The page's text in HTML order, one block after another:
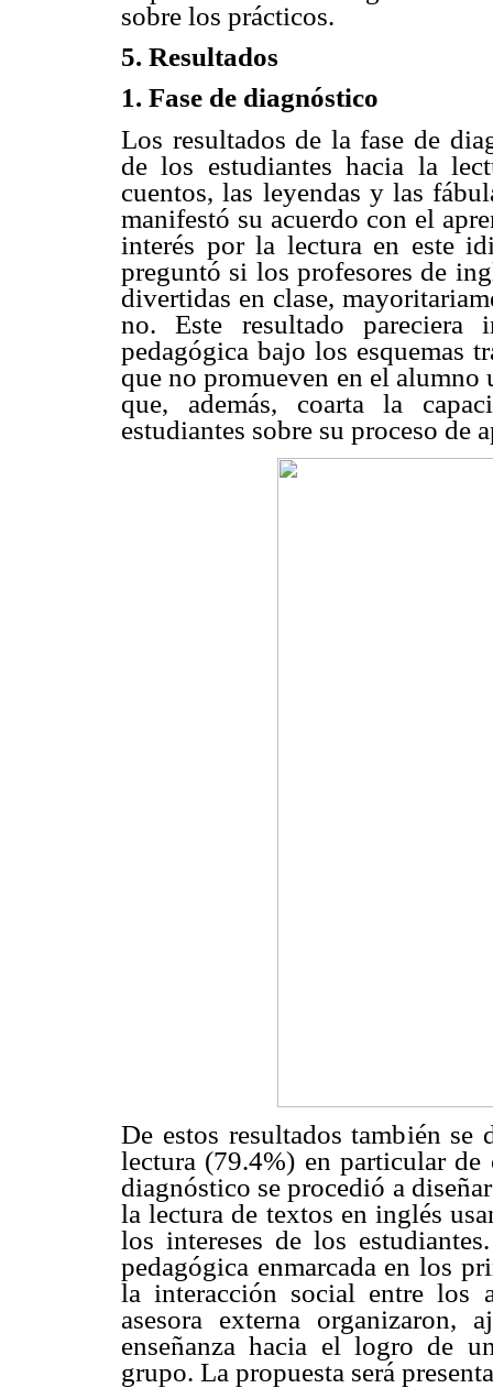
sobre los prácticos.
5. Resultados
1. Fase de diagnóstico
Los resultados de la fase de
de los estudiantes hacia la
cuentos, las leyendas y las
manifestó su acuerdo con el
interés por la lectura en este
preguntó si los profesores de
divertidas en clase,
no. Este resultado
pedagógica bajo los esquemas
que no promueven en el
que, además, coarta la
estudiantes sobre su proceso de
De estos resultados también
lectura (79.4%) en particular
diagnóstico se procedió a
la lectura de textos en inglés
los intereses de los
pedagógica enmarcada en los
la interacción social entre los
asesora externa organizaron,
enseñanza hacia el logro de
grupo. La propuesta será